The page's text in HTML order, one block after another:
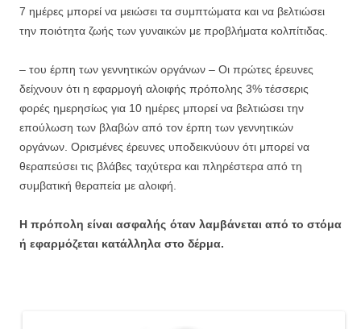
7 ημέρες μπορεί να μειώσει τα συμπτώματα και να βελτιώσει
την ποιότητα ζωής των γυναικών με προβλήματα κολπίτιδας.
– του έρπη των γεννητικών οργάνων – Οι πρώτες έρευνες
δείχνουν ότι η εφαρμογή αλοιφής πρόπολης 3% τέσσερις
φορές ημερησίως για 10 ημέρες μπορεί να βελτιώσει την
επούλωση των βλαβών από τον έρπη των γεννητικών
οργάνων. Ορισμένες έρευνες υποδεικνύουν ότι μπορεί να
θεραπεύσει τις βλάβες ταχύτερα και πληρέστερα από τη
συμβατική θεραπεία με αλοιφή.
Η πρόπολη είναι ασφαλής όταν λαμβάνεται από το στόμα
ή εφαρμόζεται κατάλληλα στο δέρμα.